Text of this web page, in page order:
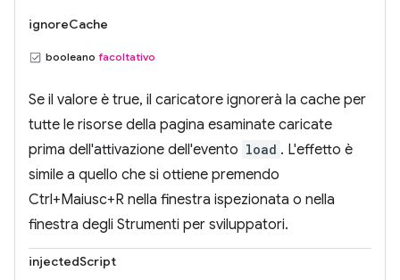
ignoreCache
booleano facoltativo
Se il valore è true, il caricatore ignorerà la cache per
tutte le risorse della pagina esaminate caricate
prima dell'attivazione dell'evento load . L'effetto è
simile a quello che si ottiene premendo
Ctrl+Maiusc+R nella finestra ispezionata o nella
finestra degli Strumenti per sviluppatori.
injectedScript